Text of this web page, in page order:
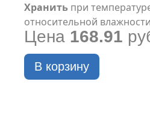
Хранить при
относительной
Цена 168.91
В корзину